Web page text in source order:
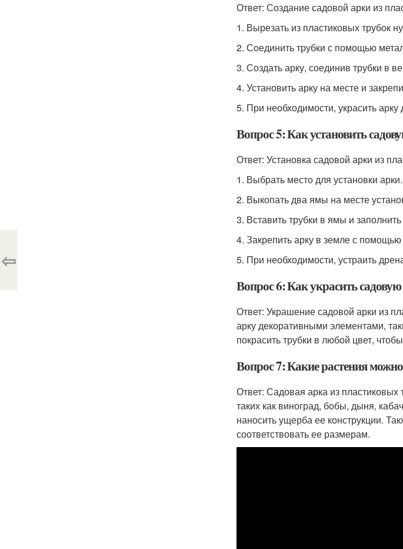
Ответ: Создание садовой арки из
1. Вырезать из пластиковых трубок
2. Соединить трубки с помощью
3. Создать арку, соединив трубки в
4. Установить арку на месте и
5. При необходимости, украсить
Вопрос 5: Как установить
Ответ: Установка садовой арки из
1. Выбрать место для установки арки.
2. Выкопать два ямы на месте
3. Вставить трубки в ямы и
4. Закрепить арку в земле с
5. При необходимости, устраить
Вопрос 6: Как украсить
Ответ: Украшение садовой арки из
арку декоративными элементами,
покрасить трубки в любой цвет,
Вопрос 7: Какие растения
Ответ: Садовая арка из
таких как виноград, бобы, дыня,
наносить ущерба ее конструкции.
соответствовать ее размерам.
⇦